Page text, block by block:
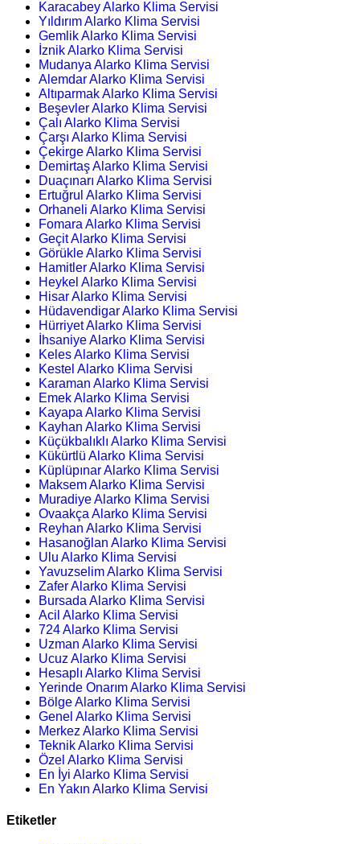
Karacabey Alarko Klima Servisi
Yıldırım Alarko Klima Servisi
Gemlik Alarko Klima Servisi
İznik Alarko Klima Servisi
Mudanya Alarko Klima Servisi
Alemdar Alarko Klima Servisi
Altıparmak Alarko Klima Servisi
Beşevler Alarko Klima Servisi
Çalı Alarko Klima Servisi
Çarşı Alarko Klima Servisi
Çekirge Alarko Klima Servisi
Demirtaş Alarko Klima Servisi
Duaçınarı Alarko Klima Servisi
Ertuğrul Alarko Klima Servisi
Orhaneli Alarko Klima Servisi
Fomara Alarko Klima Servisi
Geçit Alarko Klima Servisi
Görükle Alarko Klima Servisi
Hamitler Alarko Klima Servisi
Heykel Alarko Klima Servisi
Hisar Alarko Klima Servisi
Hüdavendigar Alarko Klima Servisi
Hürriyet Alarko Klima Servisi
İhsaniye Alarko Klima Servisi
Keles Alarko Klima Servisi
Kestel Alarko Klima Servisi
Karaman Alarko Klima Servisi
Emek Alarko Klima Servisi
Kayapa Alarko Klima Servisi
Kayhan Alarko Klima Servisi
Küçükbalıklı Alarko Klima Servisi
Kükürtlü Alarko Klima Servisi
Küplüpınar Alarko Klima Servisi
Maksem Alarko Klima Servisi
Muradiye Alarko Klima Servisi
Ovaakça Alarko Klima Servisi
Reyhan Alarko Klima Servisi
Hasanoğlan Alarko Klima Servisi
Ulu Alarko Klima Servisi
Yavuzselim Alarko Klima Servisi
Zafer Alarko Klima Servisi
Bursada Alarko Klima Servisi
Acil Alarko Klima Servisi
724 Alarko Klima Servisi
Uzman Alarko Klima Servisi
Ucuz Alarko Klima Servisi
Hesaplı Alarko Klima Servisi
Yerinde Onarım Alarko Klima Servisi
Bölge Alarko Klima Servisi
Genel Alarko Klima Servisi
Merkez Alarko Klima Servisi
Teknik Alarko Klima Servisi
Özel Alarko Klima Servisi
En İyi Alarko Klima Servisi
En Yakın Alarko Klima Servisi
Etiketler